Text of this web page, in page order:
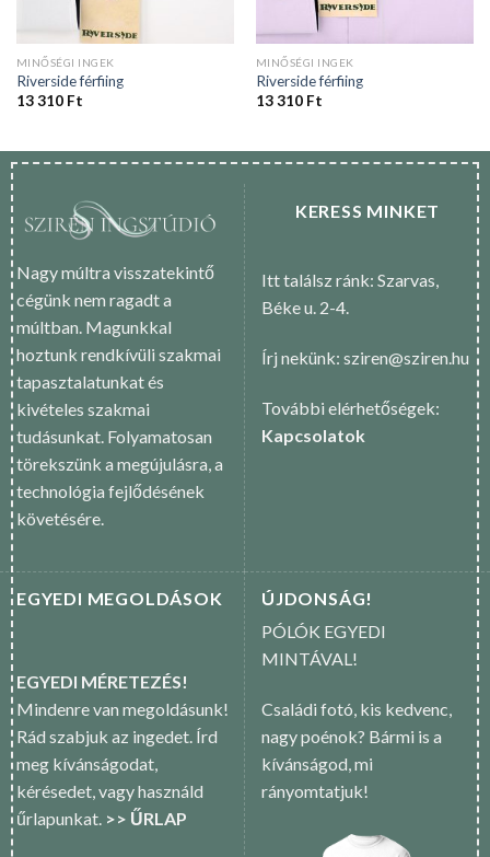
MINŐSÉGI INGEK
Riverside férfiing
13 310 Ft
MINŐSÉGI INGEK
Riverside férfiing
13 310 Ft
Nagy múltra visszatekintő
cégünk nem ragadt a
múltban. Magunkkal
hoztunk rendkívüli szakmai
tapasztalatunkat és
kivételes szakmai
tudásunkat. Folyamatosan
törekszünk a megújulásra, a
technológia fejlődésének
követésére.
KERESS MINKET
Itt találsz ránk: Szarvas,
Béke u. 2-4.
Írj nekünk: sziren@sziren.hu
További elérhetőségek:
Kapcsolatok
EGYEDI MEGOLDÁSOK
EGYEDI MÉRETEZÉS!
Mindenre van megoldásunk!
Rád szabjuk az ingedet. Írd
meg kívánságodat,
kérésedet, vagy használd
űrlapunkat. >> ŰRLAP
ÚJDONSÁG!
PÓLÓK EGYEDI
MINTÁVAL!
Családi fotó, kis kedvenc,
nagy poénok? Bármi is a
kívánságod, mi
rányomtatjuk!